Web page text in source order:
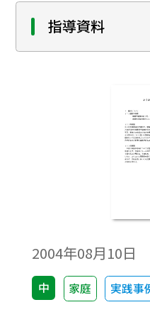
指導資料
2004年08月10日
中 家庭 実践事